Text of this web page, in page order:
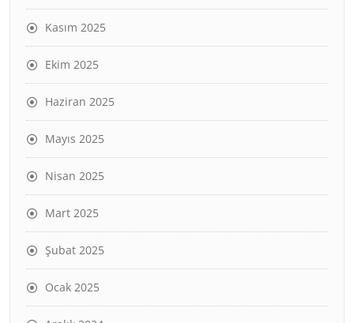
Kasım 2025
Ekim 2025
Haziran 2025
Mayıs 2025
Nisan 2025
Mart 2025
Şubat 2025
Ocak 2025